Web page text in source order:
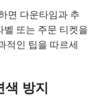
면 다운타임과 추
벨 또는 주문 티켓을
적인 팁을 따르세
방지